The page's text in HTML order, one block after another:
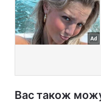
Вас також